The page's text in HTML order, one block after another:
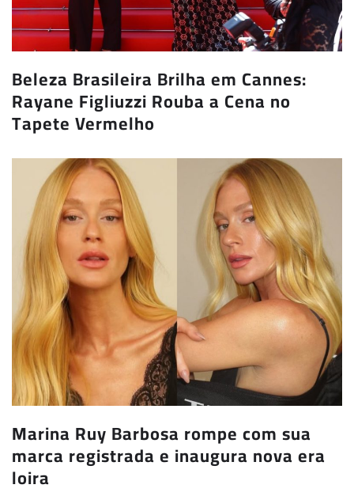
Beleza Brasileira Brilha em Cannes:
Rayane Figliuzzi Rouba a Cena no
Tapete Vermelho
Marina Ruy Barbosa rompe com sua
marca registrada e inaugura nova era
loira